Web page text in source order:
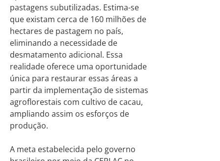
pastagens subutilizadas. Estima-se
que existam cerca de 160 milhões de
hectares de pastagem no país,
eliminando a necessidade de
desmatamento adicional. Essa
realidade oferece uma oportunidade
única para restaurar essas áreas a
partir da implementação de sistemas
agroflorestais com cultivo de cacau,
ampliando assim os esforços de
produção.
A meta estabelecida pelo governo